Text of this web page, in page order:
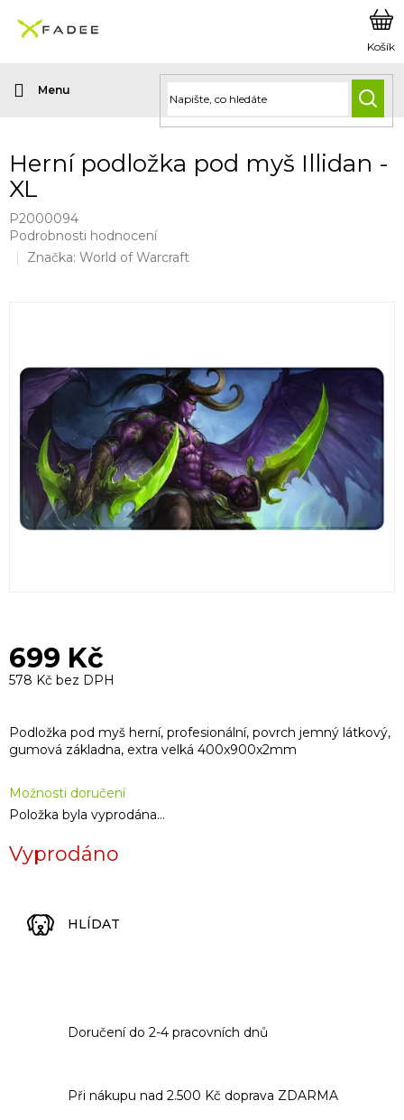
obsah
Herní podložka pod myš Illidan -
XL
P2000094
Průměrné
hodnocení
Podrobnosti hodnocení
Značka: World of Warcraft
699 Kč
578 Kč bez DPH
cena:
Vyprodáno
Možnosti doručení
Položka byla vyprodána…
Podložka pod myš herní, profesionální, povrch jemný látkový,
gumová základna, extra velká 400x900x2mm
HLÍDAT
Doručení do 2-4 pracovních dnů
Při nákupu nad 2.500 Kč doprava ZDARMA